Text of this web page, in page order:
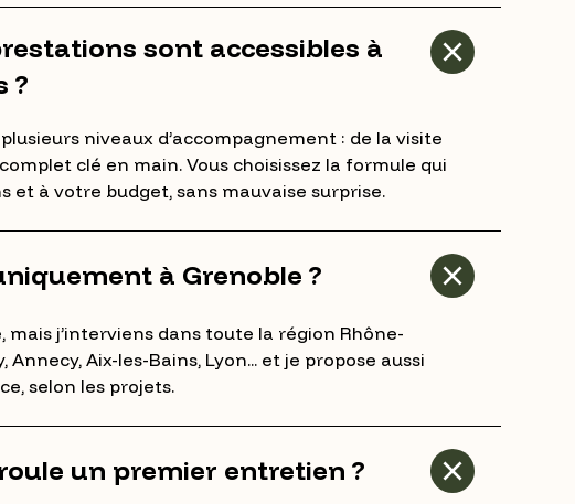
sont accessibles à
?
niveaux d’accompagnement : de la visite
clé en main. Vous choisissez la formule qui
et à votre budget, sans mauvaise surprise.
à Grenoble ?
mais j’interviens dans toute la région Rhône-
Annecy, Aix-les-Bains, Lyon... et je propose aussi
selon les projets.
un premier entretien ?